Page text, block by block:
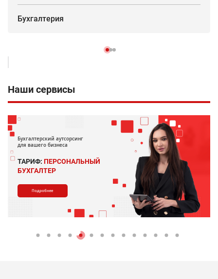
Бухгалтерия
Наши сервисы
Бухгалтерский аутсорсинг
для вашего бизнеса
ТАРИФ: ПЕРСОНАЛЬНЫЙ
БУХГАЛТЕР
Подробнее